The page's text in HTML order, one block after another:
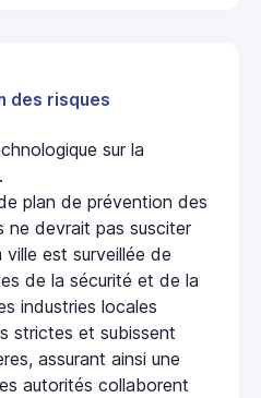
des risques
sur la
plan de prévention des
ne devrait pas susciter
est surveillée de
de la sécurité et de la
industries locales
strictes et subissent
assurant ainsi une
autorités collaborent